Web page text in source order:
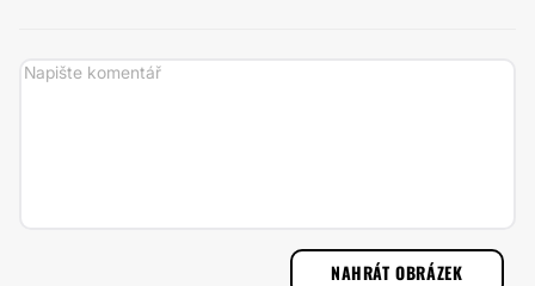
NAHRÁT OBRÁZEK